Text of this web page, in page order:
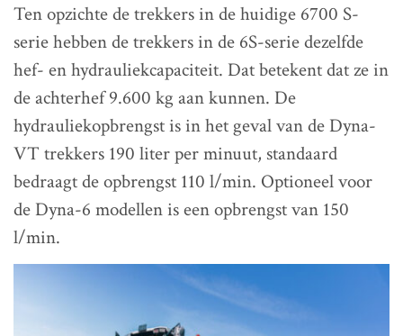
Ten opzichte de trekkers in de huidige 6700 S-
serie hebben de trekkers in de 6S-serie dezelfde
hef- en hydrauliekcapaciteit. Dat betekent dat ze in
de achterhef 9.600 kg aan kunnen. De
hydrauliekopbrengst is in het geval van de Dyna-
VT trekkers 190 liter per minuut, standaard
bedraagt de opbrengst 110 l/min. Optioneel voor
de Dyna-6 modellen is een opbrengst van 150
l/min.